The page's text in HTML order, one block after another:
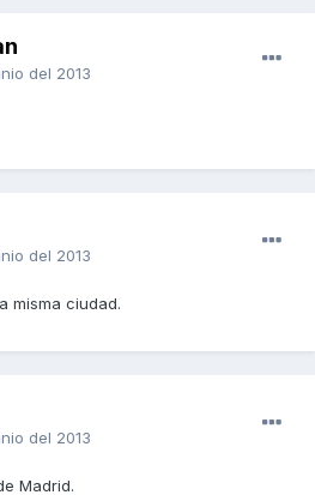
del 2013
del 2013
misma ciudad.
del 2013
Madrid.